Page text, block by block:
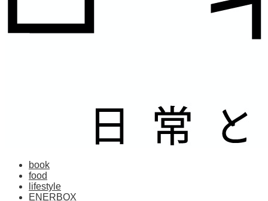
book
food
lifestyle
ENERBOX